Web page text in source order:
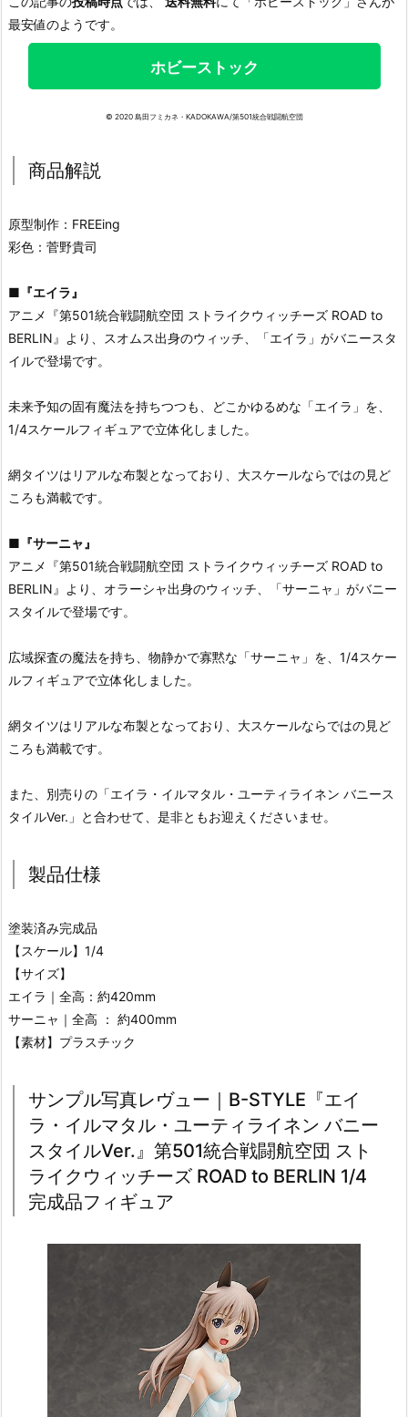
最安値のようです。
ホビーストック
© 2020 島田フミカネ・KADOKAWA/第501統合戦闘航空団
商品解説
原型制作：FREEing
彩色：菅野貴司
■ 『エイラ』
アニメ『第501統合戦闘航空団 ストライクウィッチーズ ROAD to
BERLIN』より、スオムス出身のウィッチ、「エイラ」がバニースタ
イルで登場です。
未来予知の固有魔法を持ちつつも、どこかゆるめな「エイラ」を、
1/4スケールフィギュアで立体化しました。
網タイツはリアルな布製となっており、大スケールならではの見ど
ころも満載です。
■ 『サーニャ』
アニメ『第501統合戦闘航空団 ストライクウィッチーズ ROAD to
BERLIN』より、オラーシャ出身のウィッチ、「サーニャ」がバニー
スタイルで登場です。
広域探査の魔法を持ち、物静かで寡黙な「サーニャ」を、1/4スケー
ルフィギュアで立体化しました。
網タイツはリアルな布製となっており、大スケールならではの見ど
ころも満載です。
また、別売りの「エイラ・イルマタル・ユーティライネン バニース
タイルVer.」と合わせて、是非ともお迎えくださいませ。
製品仕様
塗装済み完成品
【スケール】1/4
【サイズ】
エイラ｜全高：約420mm
サーニャ｜全高 ： 約400mm
【素材】プラスチック
サンプル写真レヴュー｜B-STYLE『エイ
ラ・イルマタル・ユーティライネン バニー
スタイルVer.』第501統合戦闘航空団 スト
ライクウィッチーズ ROAD to BERLIN 1/4
完成品フィギュア